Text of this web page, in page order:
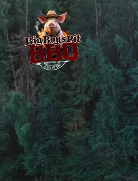
Skip
to
main
content